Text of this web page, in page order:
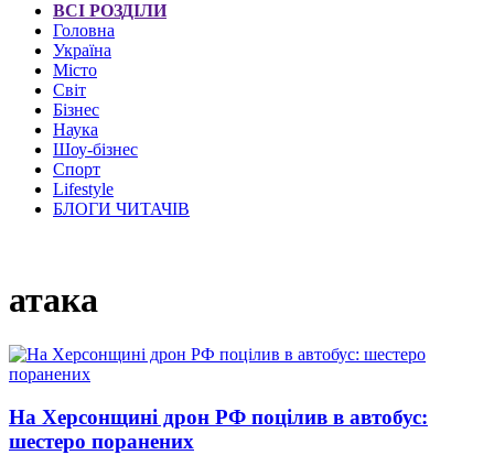
ВСІ РОЗДІЛИ
Головна
Україна
Місто
Світ
Бізнес
Наука
Шоу-бізнес
Спорт
Lifestyle
БЛОГИ ЧИТАЧІВ
атака
На Херсонщині дрон РФ поцілив в автобус:
шестеро поранених